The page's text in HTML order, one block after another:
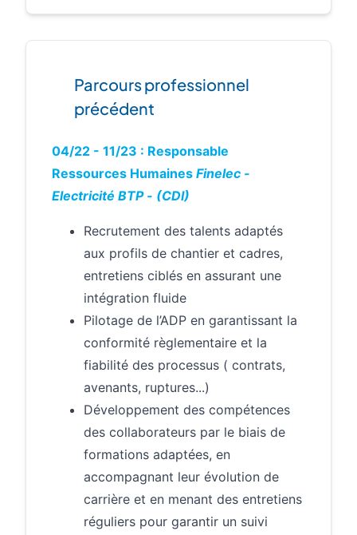
Parcours professionnel
précédent
04/22 - 11/23 : Responsable
Ressources Humaines Finelec -
Electricité BTP - (CDI)
Recrutement des talents adaptés
aux profils de chantier et cadres,
entretiens ciblés en assurant une
intégration fluide
Pilotage de l’ADP en garantissant la
conformité règlementaire et la
fiabilité des processus ( contrats,
avenants, ruptures...)
Développement des compétences
des collaborateurs par le biais de
formations adaptées, en
accompagnant leur évolution de
carrière et en menant des entretiens
réguliers pour garantir un suivi